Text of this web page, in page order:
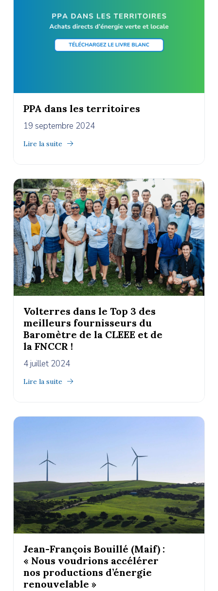
PPA dans les territoires
19 septembre 2024
Lire la suite
Volterres dans le Top 3 des
meilleurs fournisseurs du
Baromètre de la CLEEE et de
la FNCCR !
4 juillet 2024
Lire la suite
Jean-François Bouillé (Maif) :
« Nous voudrions accélérer
nos productions d’énergie
renouvelable »